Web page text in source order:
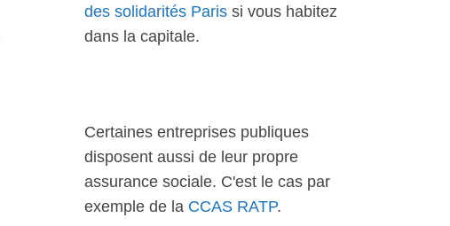
des solidarités Paris si vous habitez
dans la capitale.
Certaines entreprises publiques
disposent aussi de leur propre
assurance sociale. C'est le cas par
exemple de la CCAS RATP.